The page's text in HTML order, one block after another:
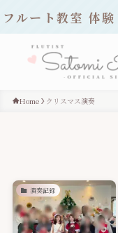
フルート教室 体
Home クリスマス演奏
演奏記録